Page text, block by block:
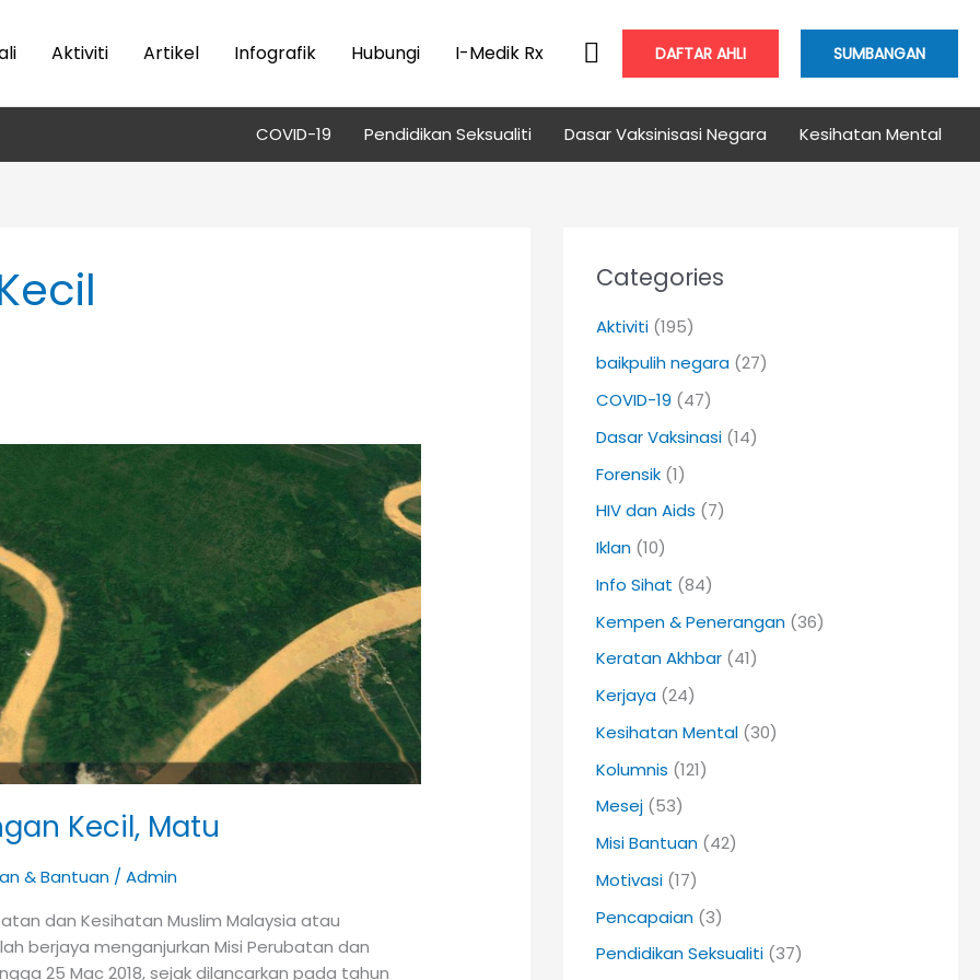
Aktiviti Artikel Infografik Hubungi I-Medik Rx DAFTAR AHLI SUMBANGAN
COVID-19 Pendidikan Seksualiti Dasar Vaksinisasi Negara Kesihatan Mental
Kecil, Matu
& Bantuan /Admin
dan Kesihatan Muslim Malaysia atau
berjaya menganjurkan Misi Perubatan dan
25 Mac 2018, sejak dilancarkan pada tahun
Categories
Aktiviti(195)
baikpulih negara(27)
COVID-19 (47)
Dasar Vaksinasi(14)
Forensik(1)
HIV dan Aids (7)
Iklan(10)
Info Sihat (84)
Kempen & Penerangan(36)
Keratan Akhbar(41)
Kerjaya(24)
Kesihatan Mental(30)
Kolumnis (121)
Mesej(53)
Misi Bantuan(42)
Motivasi(17)
Pencapaian(3)
Pendidikan Seksualiti(37)